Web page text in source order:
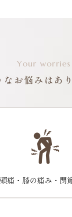
Your worries
なお悩みはあ
頭痛・膝の痛み・関